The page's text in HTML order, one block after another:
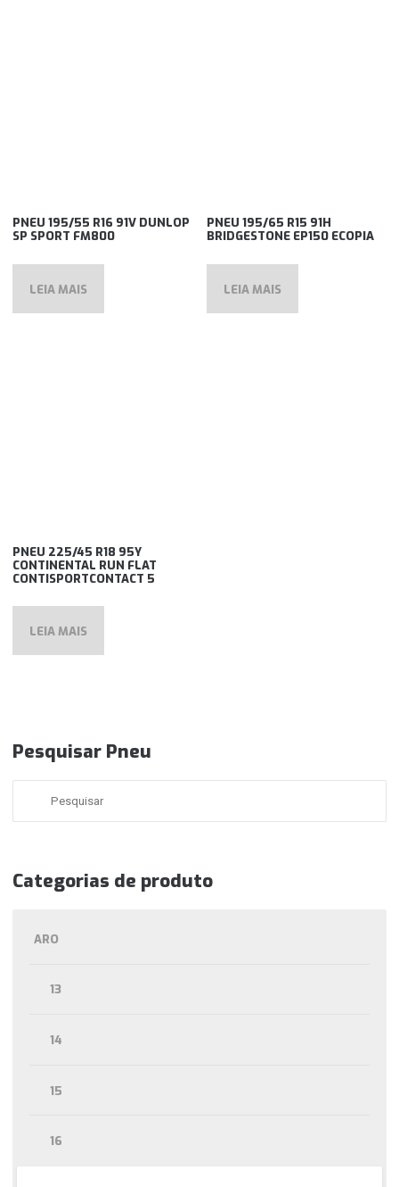
PNEU 195/55 R16 91V DUNLOP
SP SPORT FM800
LEIA MAIS
PNEU 195/65 R15 91H
BRIDGESTONE EP150 ECOPIA
LEIA MAIS
PNEU 225/45 R18 95Y
CONTINENTAL RUN FLAT
CONTISPORTCONTACT 5
LEIA MAIS
Pesquisar Pneu
Categorias de produto
ARO
13
14
15
16